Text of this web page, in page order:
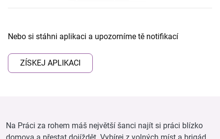
Nebo si stáhni aplikaci a upozorníme tě notifikací
ZÍSKEJ APLIKACI
Na Práci za rohem máš největší šanci najít si práci blízko
domova a přestat dojíždět. Vybírej z volných míst a brigád